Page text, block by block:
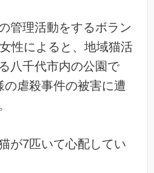
管理活動をするボラン
性によると、地域猫活
八千代市内の公園で
の虐殺事件の被害に遭
が7匹いて心配してい